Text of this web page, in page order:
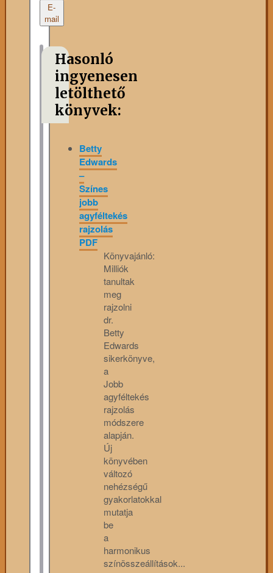
E-
mail
Hasonló
ingyenesen
letölthető
könyvek:
Betty
Edwards
–
Színes
jobb
agyféltekés
rajzolás
PDF
Könyvajánló:
Milliók
tanultak
meg
rajzolni
dr.
Betty
Edwards
sikerkönyve,
a
Jobb
agyféltekés
rajzolás
módszere
alapján.
Új
könyvében
változó
nehézségű
gyakorlatokkal
mutatja
be
a
harmonikus
színösszeállítások...